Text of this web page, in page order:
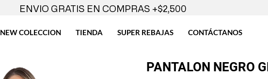
NEW COLECCION TIENDA SUPER REBAJAS CONTÁCTANOS
ENVIO GRATIS EN COMPRAS +$2,500
PANTALON NEGRO